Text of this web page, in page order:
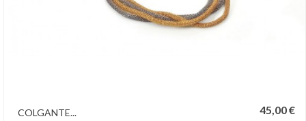
COLGANTE... 45,00 €